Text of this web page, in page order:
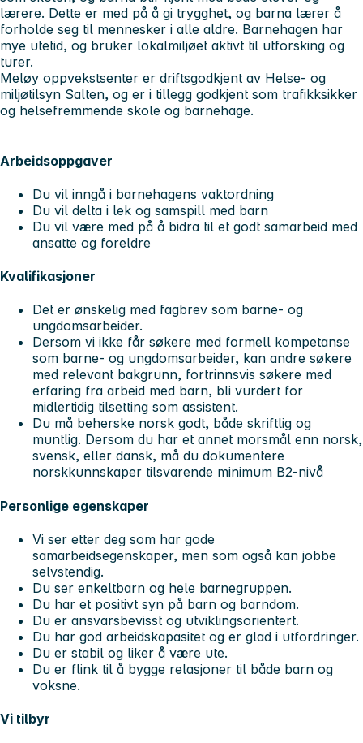
lærere. Dette er med på å gi trygghet, og barna lærer å
forholde seg til mennesker i alle aldre. Barnehagen har
mye utetid, og bruker lokalmiljøet aktivt til utforsking og
turer.
Meløy oppvekstsenter er driftsgodkjent av Helse- og
miljøtilsyn Salten, og er i tillegg godkjent som trafikksikker
og helsefremmende skole og barnehage.
Arbeidsoppgaver
Du vil inngå i barnehagens vaktordning
Du vil delta i lek og samspill med barn
Du vil være med på å bidra til et godt samarbeid med
ansatte og foreldre
Kvalifikasjoner
Det er ønskelig med fagbrev som barne- og
ungdomsarbeider.
Dersom vi ikke får søkere med formell kompetanse
som barne- og ungdomsarbeider, kan andre søkere
med relevant bakgrunn, fortrinnsvis søkere med
erfaring fra arbeid med barn, bli vurdert for
midlertidig tilsetting som assistent.
Du må beherske norsk godt, både skriftlig og
muntlig. Dersom du har et annet morsmål enn norsk,
svensk, eller dansk, må du dokumentere
norskkunnskaper tilsvarende minimum B2-nivå
Personlige egenskaper
Vi ser etter deg som har gode
samarbeidsegenskaper, men som også kan jobbe
selvstendig.
Du ser enkeltbarn og hele barnegruppen.
Du har et positivt syn på barn og barndom.
Du er ansvarsbevisst og utviklingsorientert.
Du har god arbeidskapasitet og er glad i utfordringer.
Du er stabil og liker å være ute.
Du er flink til å bygge relasjoner til både barn og
voksne.
Vi tilbyr